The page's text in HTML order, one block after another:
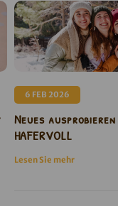
6 FEB 2026
Neues
HAFERVOLL
Lesen Sie mehr